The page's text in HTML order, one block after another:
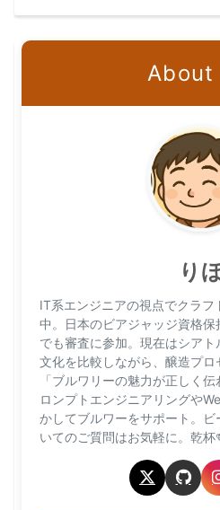
About
り
IT系エンジニアの視点でクラ
中。日本のビアジャッジ資格
でも審査に参加。現在はシアト
文化を比較しながら、醸造プロ
「ブルワリーの魅力が正しく
ロンプトエンジニアリングや
かしてブルワーをサポート。
いてのご質問はお気軽に。乾杯